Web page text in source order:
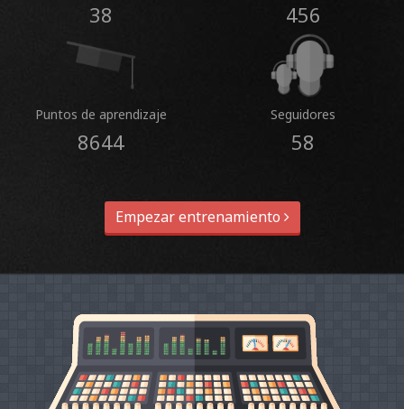
38 456
Puntos de aprendizaje
8644
Seguidores
58
Empezar entrenamiento